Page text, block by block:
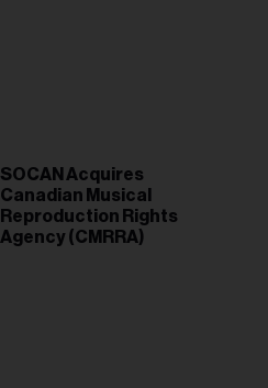
SOCAN Acquires
Canadian Musical
Reproduction Rights
Agency (CMRRA)